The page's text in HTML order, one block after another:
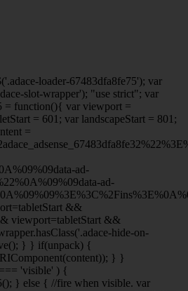
loader-67483dfa8fe75'); var
slot-wrapper'); "use strict"; var
= function(){ var viewport =
= 601; var landscapeStart = 801;
=
ad-
ad-
=tabletStart &&
viewport=tabletStart &&
hide-on-
} } if(unpack) {
} }
'visible' ) {
} else { //fire when visible. var